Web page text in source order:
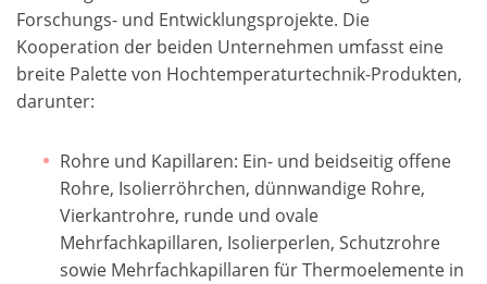
Forschungs- und Entwicklungsprojekte. Die
Kooperation der beiden Unternehmen umfasst eine
breite Palette von Hochtemperaturtechnik-Produkten,
darunter:
Rohre und Kapillaren: Ein- und beidseitig offene
Rohre, Isolierröhrchen, dünnwandige Rohre,
Vierkantrohre, runde und ovale
Mehrfachkapillaren, Isolierperlen, Schutzrohre
sowie Mehrfachkapillaren für Thermoelemente in